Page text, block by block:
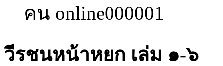
คน online000001
วีรชนหน้าหยก เล่ม ๑-๖